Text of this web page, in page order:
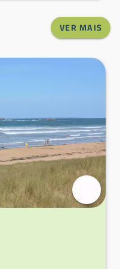
VER MAIS